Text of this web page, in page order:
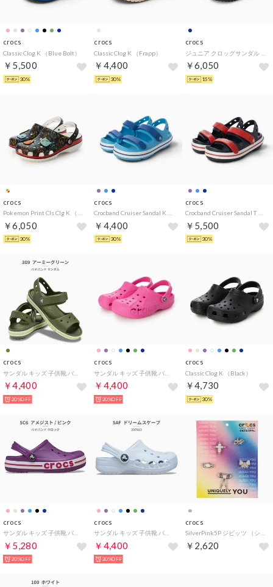
crocs
Classic Clog K （Blue Bolt）
￥5,500
30%
crocs
Classic Clog K （Frapp）
￥4,400
30%
crocs
￥6,050
15%
crocs
￥6,050
30%
crocs
￥4,400
30%
crocs
￥5,500
30%
crocs
￥4,400
20%OFF
crocs
￥4,400
20%OFF
crocs
Classic Clog K （Black）
￥4,730
30%
crocs
￥5,280
20%OFF
crocs
￥4,400
20%OFF
crocs
￥2,620